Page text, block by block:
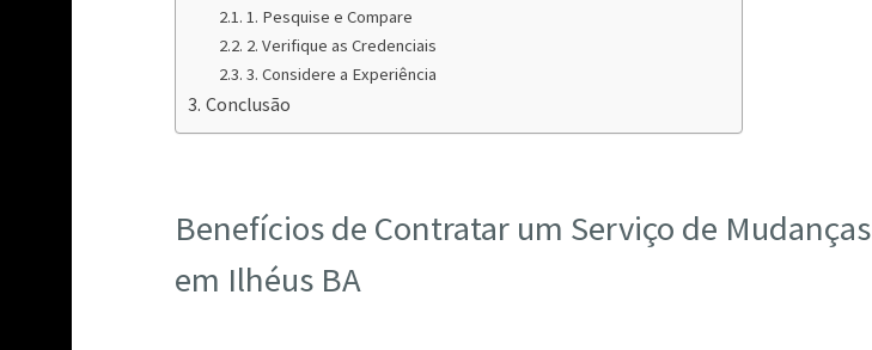
1. Pesquise e Compare
2. Verifique as Credenciais
3. Considere a Experiência
Conclusão
Benefícios de Contratar um Serviço de Mudanças
em Ilhéus BA